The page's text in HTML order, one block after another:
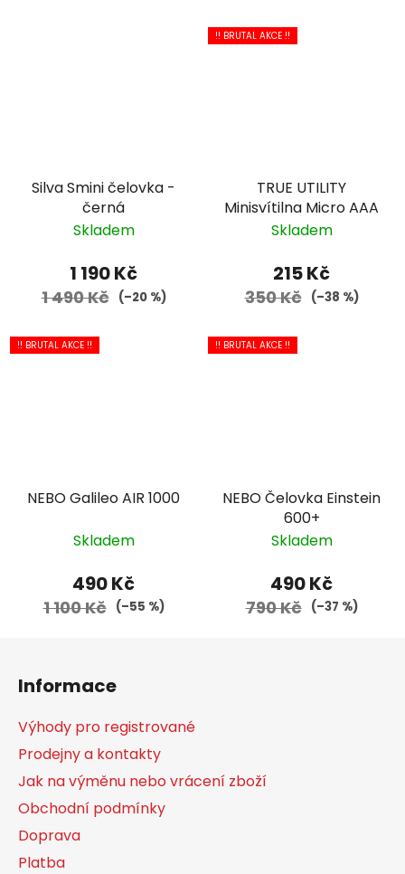
Silva Smini čelovka -
černá
Skladem
1 190 Kč
1 490 Kč (–20 %)
!! BRUTAL AKCE !!
TRUE UTILITY
Minisvítilna Micro AAA
Skladem
215 Kč
350 Kč (–38 %)
!! BRUTAL AKCE !!
NEBO Galileo AIR 1000
Skladem
490 Kč
1 100 Kč (–55 %)
!! BRUTAL AKCE !!
NEBO Čelovka Einstein
600+
Skladem
490 Kč
790 Kč (–37 %)
Informace
Výhody pro registrované
Prodejny a kontakty
Jak na výměnu nebo vrácení zboží
Obchodní podmínky
Doprava
Platba